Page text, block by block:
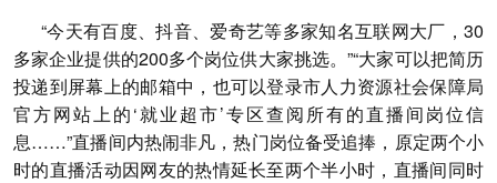
“今天有百度、抖音、爱奇艺等多家知名互联网大厂，30
多家企业提供的200多个岗位供大家挑选。”“大家可以把简历
投递到屏幕上的邮箱中，也可以登录市人力资源社会保障局
官方网站上的‘就业超市’专区查阅所有的直播间岗位信
息……”直播间内热闹非凡，热门岗位备受追捧，原定两个小
时的直播活动因网友的热情延长至两个半小时，直播间同时